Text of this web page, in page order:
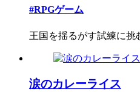
#RPGゲーム
王国を揺るがす試練に挑
涙のカレーライス